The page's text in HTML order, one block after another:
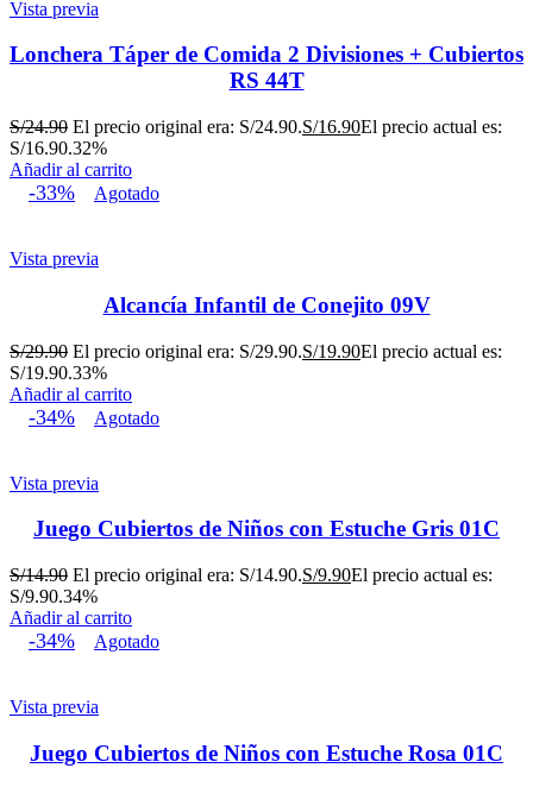
Vista previa
Lonchera Táper de Comida 2 Divisiones + Cubiertos
RS 44T
S/24.90 El precio original era: S/24.90.S/16.90El precio actual es:
S/16.90.32%
Añadir al carrito
-33% Agotado
Vista previa
Alcancía Infantil de Conejito 09V
S/29.90 El precio original era: S/29.90.S/19.90El precio actual es:
S/19.90.33%
Añadir al carrito
-34% Agotado
Vista previa
Juego Cubiertos de Niños con Estuche Gris 01C
S/14.90 El precio original era: S/14.90.S/9.90El precio actual es:
S/9.90.34%
Añadir al carrito
-34% Agotado
Vista previa
Juego Cubiertos de Niños con Estuche Rosa 01C